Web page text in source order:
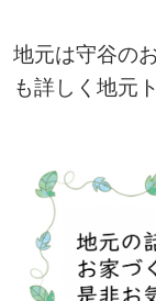
地元は守谷の
も詳しく地元